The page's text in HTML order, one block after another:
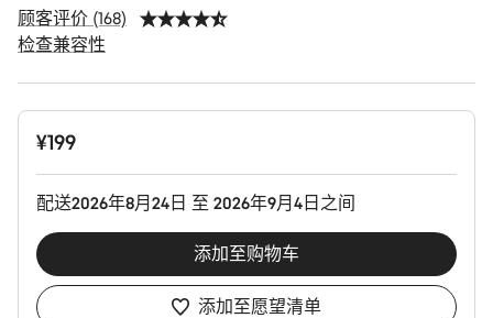
顾客评价 (168)
检查兼容性
产
¥199
配送2026年8月24日 至 2026年9月4日之间
添加至购物车
添加至愿望清单